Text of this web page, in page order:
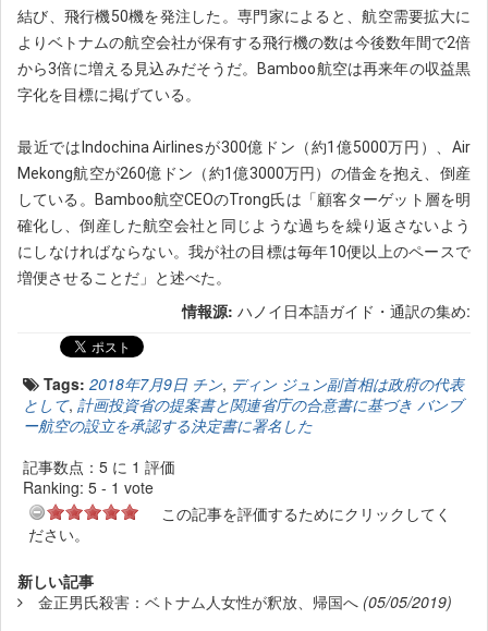
結び、飛行機50機を発注した。 専門家によると、航空需要拡大に
よりベトナムの航空会社が保有する飛行機の数は今後数年間で2倍
から3倍に増える見込みだそうだ。 Bamboo航空は再来年の収益黒
字化を目標に掲げている。
最近ではIndochina Airlinesが300億ドン（約1億5000万円）、Air
Mekong航空が260億ドン（約1億3000万円）の借金を抱え、倒産
している。
Bamboo航空CEOのTrong氏は「顧客ターゲット層を明
確化し、倒産した航空会社と同じような過ちを繰り返さないよう
にしなければならない。我が社の目標は毎年10便以上のペースで
増便させることだ 」と述べた。
情報源: ハノイ日本語ガイド・通訳の集め:
Tags: 2018年7月9日 チン, ディン ジュン副首相は政府の代表
として, 計画投資省の提案書と関連省庁の合意書に基づき バンブ
ー航空の設立を承認する決定書に署名した
記事数点：5 に 1 評価
Ranking: 5 - 1 vote
この記事を評価するためにクリックしてく
ださい。
新しい記事
金正男氏殺害：ベトナム人女性が釈放、帰国へ (05/05/2019)